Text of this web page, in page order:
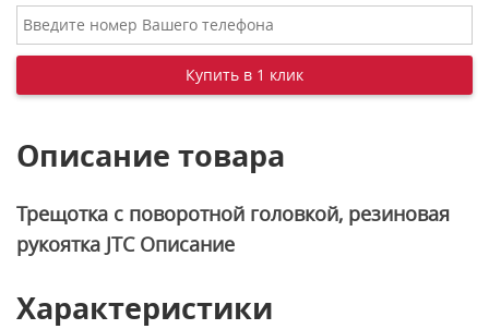
Описание товара
Трещотка с поворотной головкой, резиновая
рукоятка JTC Описание
Характеристики